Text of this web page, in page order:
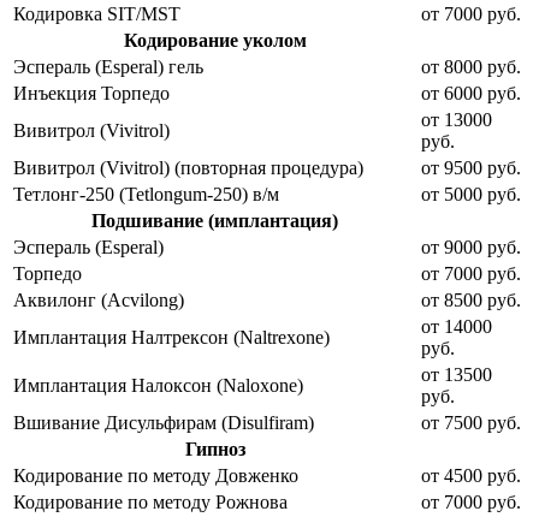
Кодировка SIT/MST
от 7000 руб.
Кодирование уколом
Эспераль (Esperal) гель
от 8000 руб.
Инъекция Торпедо
от 6000 руб.
Вивитрол (Vivitrol)
от 13000
руб.
Вивитрол (Vivitrol) (повторная процедура)
от 9500 руб.
Тетлонг-250 (Tetlongum-250) в/м
от 5000 руб.
Подшивание (имплантация)
Эспераль (Esperal)
от 9000 руб.
Торпедо
от 7000 руб.
Аквилонг (Acvilong)
от 8500 руб.
Имплантация Налтрексон (Naltrexone)
от 14000
руб.
Имплантация Налоксон (Naloxone)
от 13500
руб.
Вшивание Дисульфирам (Disulfiram)
от 7500 руб.
Гипноз
Кодирование по методу Довженко
от 4500 руб.
Кодирование по методу Рожнова
от 7000 руб.